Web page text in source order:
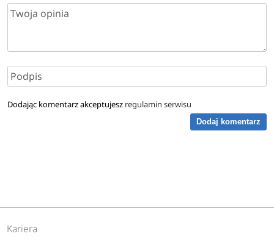
Dodając komentarz akceptujesz regulamin serwisu
Dodaj komentarz
Kariera